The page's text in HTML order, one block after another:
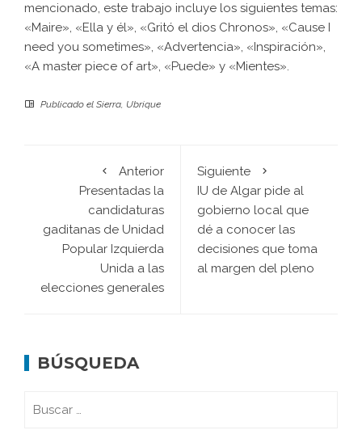
mencionado, este trabajo incluye los siguientes temas:
«Maire», «Ella y él», «Gritó el dios Chronos», «Cause I
need you sometimes», «Advertencia», «Inspiración»,
«A master piece of art», «Puede» y «Mientes».
Publicado el Sierra, Ubrique
Anterior
Presentadas la
candidaturas
gaditanas de Unidad
Popular Izquierda
Unida a las
elecciones generales
Siguiente
IU de Algar pide al
gobierno local que
dé a conocer las
decisiones que toma
al margen del pleno
BÚSQUEDA